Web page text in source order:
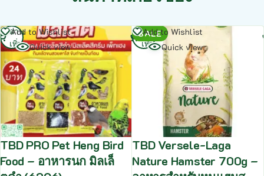
Add to Wishlist
Quick view
TBD PRO Pet Heng Bird
Food – อาหารนก มิลเล็
อ่าน
เพิ่ม
SALE
Add to Wishlist
Quick view
TBD Versele-Laga
Nature Hamster 700g –
อ่าน
เพิ่ม